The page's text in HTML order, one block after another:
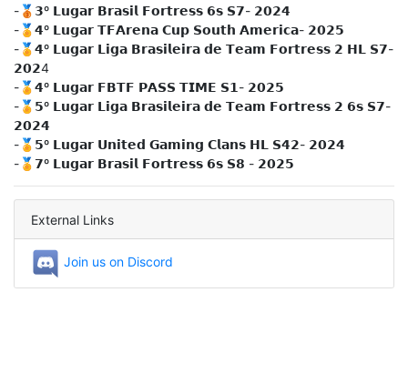
-🥉𝟯º 𝗟𝘂𝗴𝗮𝗿 𝗕𝗿𝗮𝘀𝗶𝗹 𝗙𝗼𝗿𝘁𝗿𝗲𝘀𝘀 𝟲𝘀 𝗦𝟳- 𝟮𝟬𝟮𝟰
-🏅𝟰º 𝗟𝘂𝗴𝗮𝗿 𝗧𝗙𝗔𝗿𝗲𝗻𝗮 𝗖𝘂𝗽 𝗦𝗼𝘂𝘁𝗵 𝗔𝗺𝗲𝗿𝗶𝗰𝗮- 𝟮𝟬𝟮𝟱
-🏅𝟰º 𝗟𝘂𝗴𝗮𝗿 𝗟𝗶𝗴𝗮 𝗕𝗿𝗮𝘀𝗶𝗹𝗲𝗶𝗿𝗮 𝗱𝗲 𝗧𝗲𝗮𝗺 𝗙𝗼𝗿𝘁𝗿𝗲𝘀𝘀 𝟮 𝗛𝗟 𝗦𝟳-
𝟮𝟬𝟮4
-🏅𝟰º 𝗟𝘂𝗴𝗮𝗿 𝗙𝗕𝗧𝗙 𝗣𝗔𝗦𝗦 𝗧𝗜𝗠𝗘 𝗦𝟭- 𝟮𝟬𝟮𝟱
-🏅𝟱º 𝗟𝘂𝗴𝗮𝗿 𝗟𝗶𝗴𝗮 𝗕𝗿𝗮𝘀𝗶𝗹𝗲𝗶𝗿𝗮 𝗱𝗲 𝗧𝗲𝗮𝗺 𝗙𝗼𝗿𝘁𝗿𝗲𝘀𝘀 𝟮 𝟲𝘀 𝗦𝟳-
𝟮𝟬𝟮𝟰
-🏅𝟱º 𝗟𝘂𝗴𝗮𝗿 𝗨𝗻𝗶𝘁𝗲𝗱 𝗚𝗮𝗺𝗶𝗻𝗴 𝗖𝗹𝗮𝗻𝘀 𝗛𝗟 𝗦𝟰𝟮- 𝟮𝟬𝟮𝟰
-🏅𝟳º 𝗟𝘂𝗴𝗮𝗿 𝗕𝗿𝗮𝘀𝗶𝗹 𝗙𝗼𝗿𝘁𝗿𝗲𝘀𝘀 𝟲𝘀 𝗦𝟴 - 𝟮𝟬𝟮𝟱
External Links
Join us on Discord